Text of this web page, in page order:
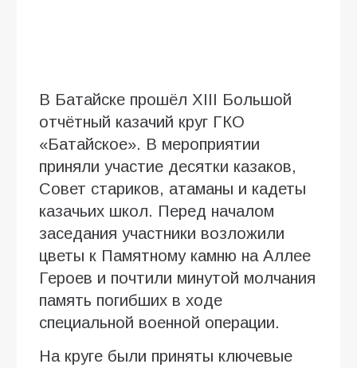
В Батайске прошёл XIII Большой
отчётный казачий круг ГКО
«Батайское». В мероприятии
приняли участие десятки казаков,
Совет стариков, атаманы и кадеты
казачьих школ. Перед началом
заседания участники возложили
цветы к Памятному камню на Аллее
Героев и почтили минутой молчания
память погибших в ходе
специальной военной операции.
На круге были приняты ключевые